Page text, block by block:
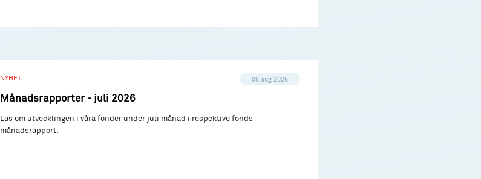
NYHET 06 aug 2026
Månadsrapporter - juli 2026
Läs om utvecklingen i våra fonder under juli månad i respektive fonds
månadsrapport.